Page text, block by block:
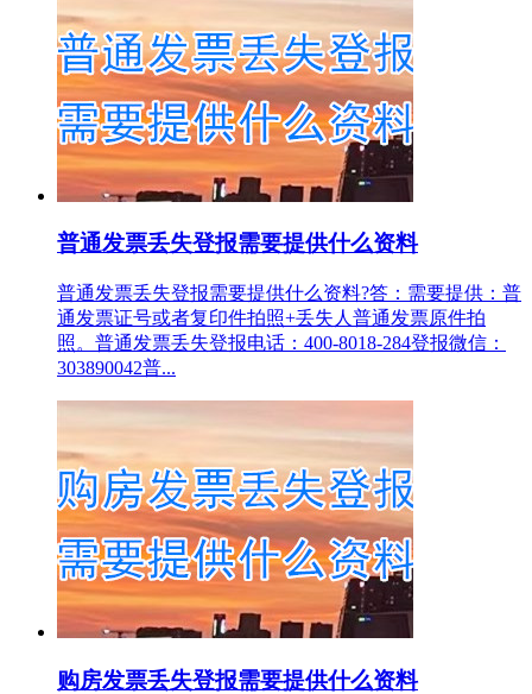
普通发票丢失登报需要提供什么资料
普通发票丢失登报需要提供什么资料?答：需要提供：普
通发票证号或者复印件拍照+丢失人普通发票原件拍
照。普通发票丢失登报电话：400-8018-284登报微信：
303890042普...
购房发票丢失登报需要提供什么资料